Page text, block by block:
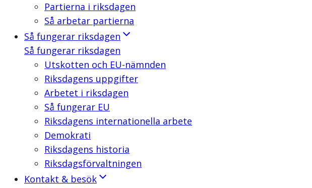
Partierna i riksdagen
Så arbetar partierna
Så fungerar riksdagen
Så fungerar riksdagen
Utskotten och EU-nämnden
Riksdagens uppgifter
Arbetet i riksdagen
Så fungerar EU
Riksdagens internationella arbete
Demokrati
Riksdagens historia
Riksdagsförvaltningen
Kontakt & besök